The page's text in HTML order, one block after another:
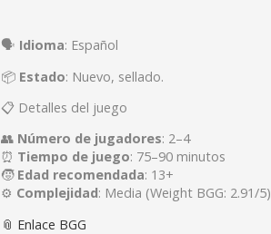
🗣️ Idioma: Español
📦 Estado: Nuevo, sellado.
📋 Detalles del juego
👥 Número de jugadores: 2–4
⏰ Tiempo de juego: 75–90 minutos
🧒 Edad recomendada: 13+
⚙️ Complejidad: Media (Weight BGG: 2.91/5)
📎 Enlace BGG